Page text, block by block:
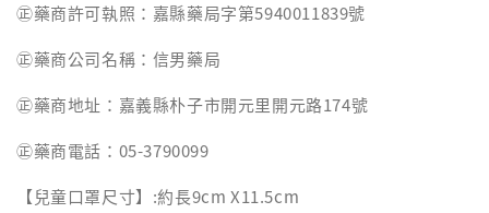
㊣藥商許可執照：嘉縣藥局字第5940011839號
㊣藥商公司名稱：信男藥局
㊣藥商地址：嘉義縣朴子市開元里開元路174號
㊣藥商電話：05-3790099
【兒童口罩尺寸】:約長9cm X11.5cm